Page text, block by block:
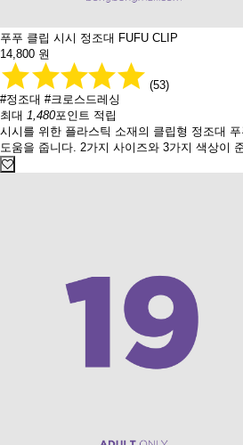
푸푸 클립 시시 정조대 FUFU CLIP
14,800 원
(53)
#정조대 #크로스드레싱
최대 1,480포인트 적립
시시를 위한 플라스틱 소재의 클립형 정조대
도움을 줍니다. 2가지 사이즈와 3가지 색상이